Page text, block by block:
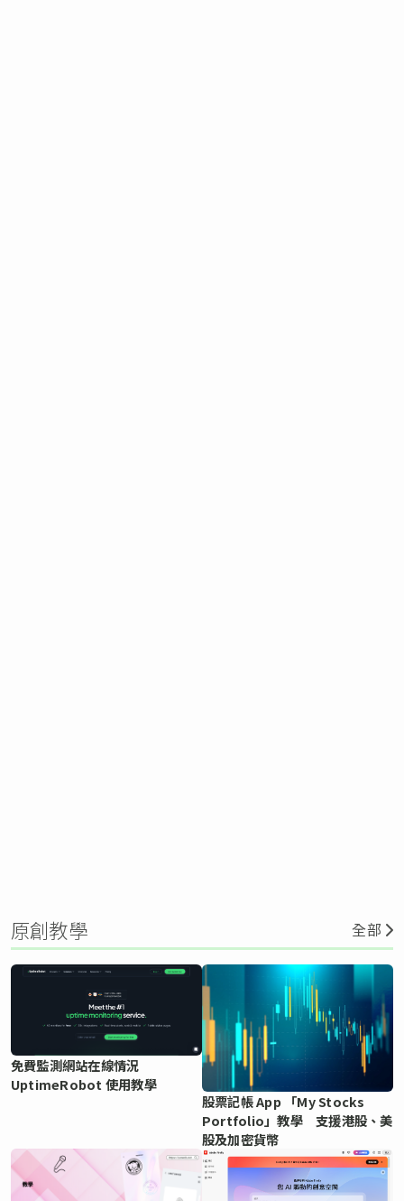
原創教學 全部
免費監測網站在線情況
UptimeRobot 使用教學
股票記帳 App 「My Stocks
Portfolio」教學 支援港股、美
股及加密貨幣